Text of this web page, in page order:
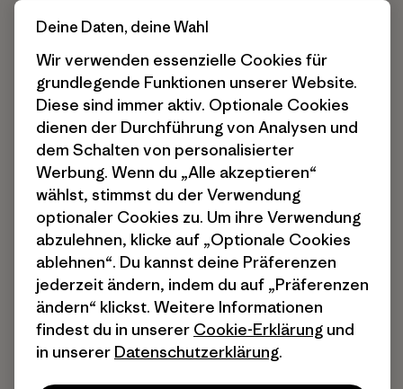
Deine Daten, deine Wahl
Wir verwenden essenzielle Cookies für
grundlegende Funktionen unserer Website.
Diese sind immer aktiv. Optionale Cookies
dienen der Durchführung von Analysen und
dem Schalten von personalisierter
Werbung. Wenn du „Alle akzeptieren“
wählst, stimmst du der Verwendung
optionaler Cookies zu. Um ihre Verwendung
abzulehnen, klicke auf „Optionale Cookies
ablehnen“. Du kannst deine Präferenzen
jederzeit ändern, indem du auf „Präferenzen
ändern“ klickst. Weitere Informationen
findest du in unserer Cookie-Erklärung und
in unserer Datenschutzerklärung.